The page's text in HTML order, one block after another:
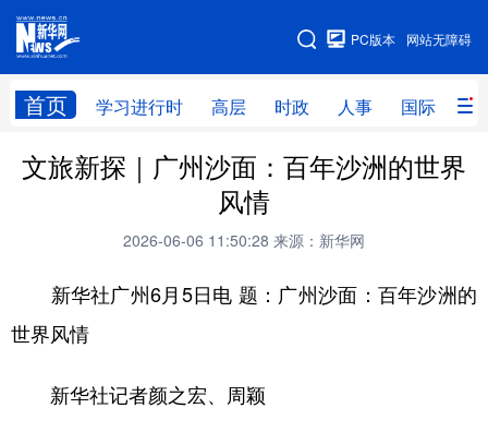
网站无障碍
PC版本
首页 学习进行时 高层 时政 人事 国际 财
网站地图
学习进行时 高层 时政 人事
全球连线
科技 科创 量子 体育
文化
访谈 视频
文旅新探｜广州沙面：百年沙洲的世界
风情
2026-06-06 11:50:28 来源：新华网
新华社广州6月5日电 题：广州沙面：百年沙洲的
世界风情
新华社记者颜之宏、周颖